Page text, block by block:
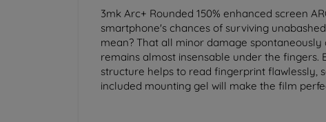
3mk Arc+ Rounded 150% enhanced screen
smartphone's chances of surviving
mean? That all minor damage
remains almost insensable under the
structure helps to read fingerprint flawlessly,
included mounting gel will make the film